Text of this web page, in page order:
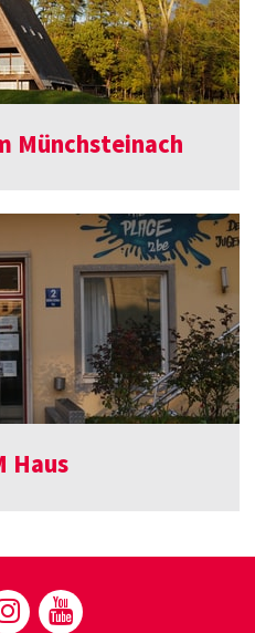
Münchsteinach
Haus